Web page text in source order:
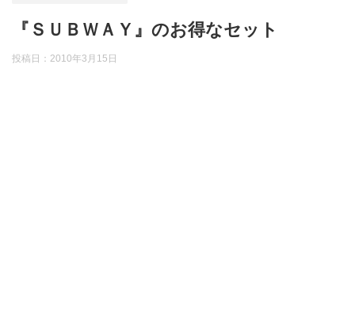
『ＳＵＢＷＡＹ』のお得なセット
投稿日： 2010年3月15日